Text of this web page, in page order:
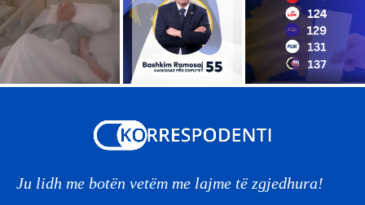
Ju lidh me botën vetëm me lajme të zgjedhura!